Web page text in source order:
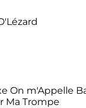
On m'Appelle
Ma Trompe